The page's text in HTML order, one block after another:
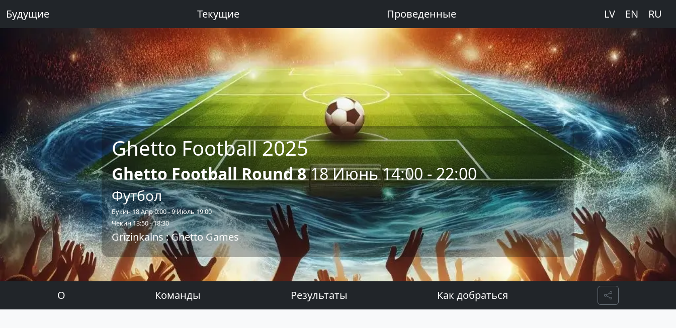
Будущие Текущие Проведенные LV EN RU
Ghetto Football 2025
Ghetto Football Round 818 Июнь 14:00 - 22:00
Футбол
Букин 18 Апр 0:00 - 9 Июль 19:00
Чекин 13:50 - 18:30
Grīziņkalns : Ghetto Games
О Команды Результаты Как добраться
Share